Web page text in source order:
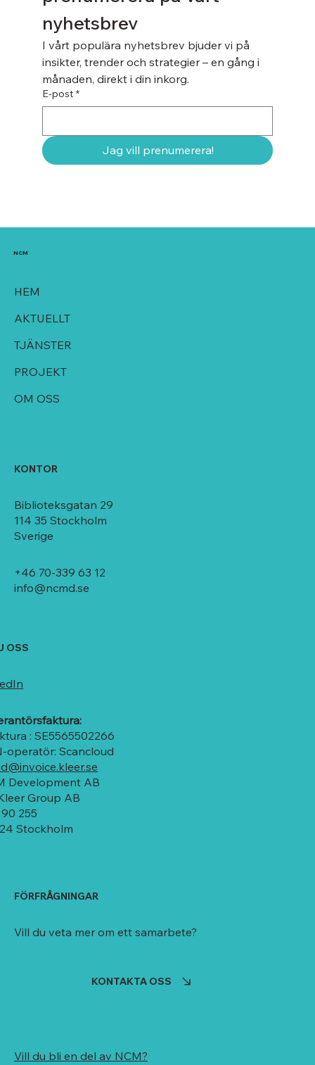
nyhetsbrev
I vårt populära nyhetsbrev bjuder vi på
insikter, trender och strategier – en gång i
månaden, direkt i din inkorg.
E-post *
Jag vill prenumerera!
NCM
HEM
AKTUELLT
TJÄNSTER
PROJEKT
OM OSS
KONTOR
Biblioteksgatan 29
114 35 Stockholm
Sverige
+46 70-339 63 12
info@ncmd.se
OSS
: SE5565502266
operatör: Scancloud
Development AB
Group AB
255
Stockholm
FÖRFRÅGNINGAR
Vill du veta mer om ett samarbete?
KONTAKTA OSS
Vill du bli en del av NCM?